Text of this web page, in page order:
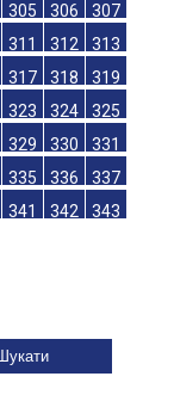
305 306
307
311 312
313
317 318
319
323 324
325
329 330
331
335 336
337
341 342
343